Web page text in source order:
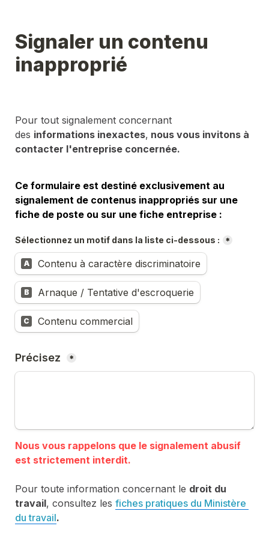
Signaler un contenu
inapproprié
Pour tout signalement concernant
des informations inexactes, nous vous invitons à
contacter l'entreprise concernée.
Ce formulaire est destiné exclusivement au
signalement de contenus inappropriés sur une
fiche de poste ou sur une fiche entreprise :
Sélectionnez un motif dans la liste ci-dessous : *
A Contenu à caractère discriminatoire
B Arnaque / Tentative d'escroquerie
C Contenu commercial
Précisez *
Nous vous rappelons que le signalement abusif
Pour toute information concernant le droit du
travail, consultez les fiches pratiques du Ministère
du travail